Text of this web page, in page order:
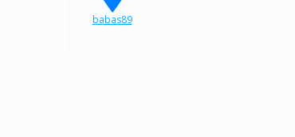
babas89